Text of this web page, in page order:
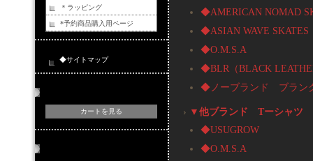
＊ラッピング
*予約商品購入用ページ
◆サイトマップ
カートを見る
◆AMERICAN NOMAD
◆ASIAN WAVE SKATES
◆O.M.S.A
◆BLR（BLACK
◆ノーブランド ブラン
› ▼他ブランド Tーシャツ
◆USUGROW
◆O.M.S.A